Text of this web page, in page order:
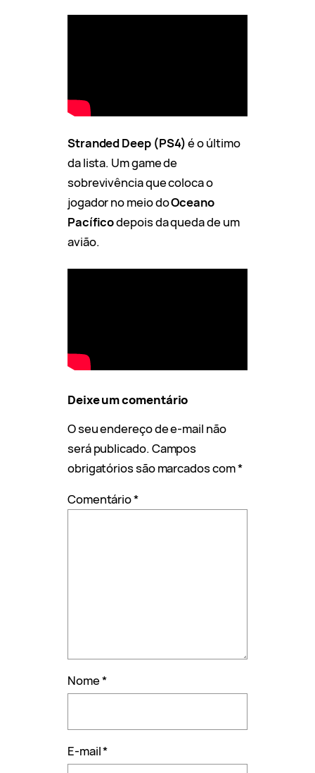
Stranded Deep (PS4)é o último
da lista. Um game de
sobrevivência que coloca o
jogador no meio doOceano
Pacíficodepois da queda de um
avião.
Deixe um comentário
O seu endereço de e-mail não
será publicado. Campos
obrigatórios são marcados com*
Comentário*
Nome*
E-mail*